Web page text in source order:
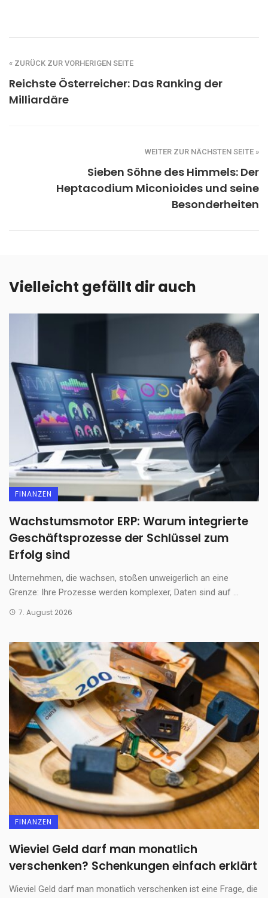
« ZURÜCK ZUR VORHERIGEN SEITE
Reichste Österreicher: Das Ranking der
Milliardäre
WEITER ZUR NÄCHSTEN SEITE »
Sieben Söhne des Himmels: Der
Heptacodium Miconioides und seine
Besonderheiten
Vielleicht gefällt dir auch
FINANZEN
Wachstumsmotor ERP: Warum integrierte
Geschäftsprozesse der Schlüssel zum
Erfolg sind
Unternehmen, die wachsen, stoßen unweigerlich an eine
Grenze: Ihre Prozesse werden komplexer, Daten sind auf ...
7. August 2026
FINANZEN
Wieviel Geld darf man monatlich
verschenken? Schenkungen einfach erklärt
Wieviel Geld darf man monatlich verschenken ist eine Frage, die